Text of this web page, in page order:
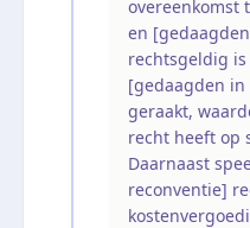
overeenkomst
en
rechtsgeldig
[gedaagden
geraakt,
recht heeft op
Daarnaast
reconventie]